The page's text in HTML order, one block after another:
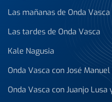
Las mañanas de Onda Vasca
Las tardes de Onda Vasca
Kale Nagusia
Onda Vasca con José
Onda Vasca con Juanjo